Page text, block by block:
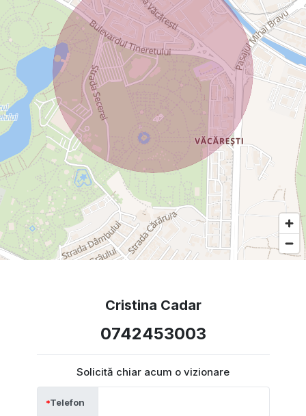
Cristina Cadar
0742453003
Solicită chiar acum o vizionare
Telefon